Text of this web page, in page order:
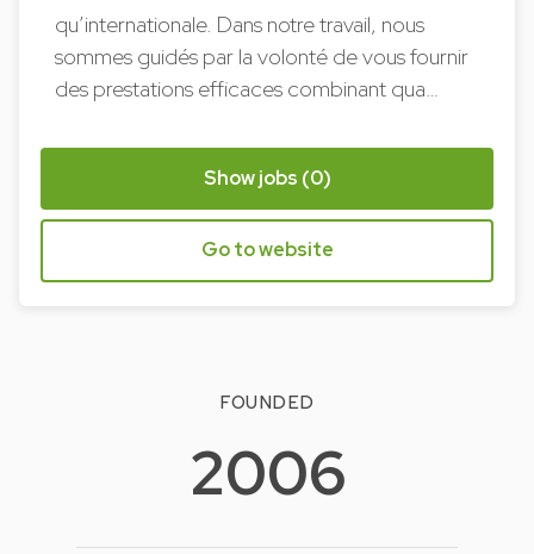
qu’internationale. Dans notre travail, nous
sommes guidés par la volonté de vous fournir
des prestations efficaces combinant qua…
Show jobs (0)
Go to website
FOUNDED
2006